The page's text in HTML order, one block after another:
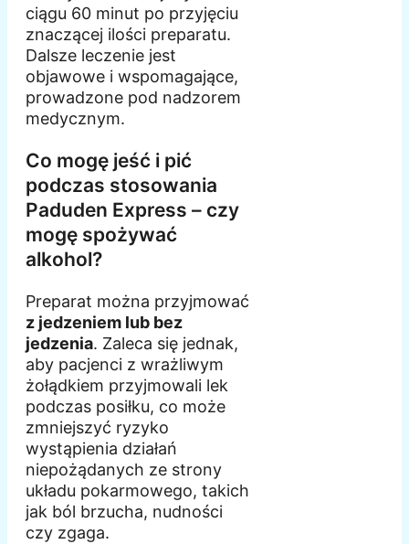
ciągu 60 minut po przyjęciu
znaczącej ilości preparatu.
Dalsze leczenie jest
objawowe i wspomagające,
prowadzone pod nadzorem
medycznym.
Co mogę jeść i pić
podczas stosowania
Paduden Express – czy
mogę spożywać
alkohol?
Preparat można przyjmować
z jedzeniem lub bez
jedzenia. Zaleca się jednak,
aby pacjenci z wrażliwym
żołądkiem przyjmowali lek
podczas posiłku, co może
zmniejszyć ryzyko
wystąpienia działań
niepożądanych ze strony
układu pokarmowego, takich
jak ból brzucha, nudności
czy zgaga.